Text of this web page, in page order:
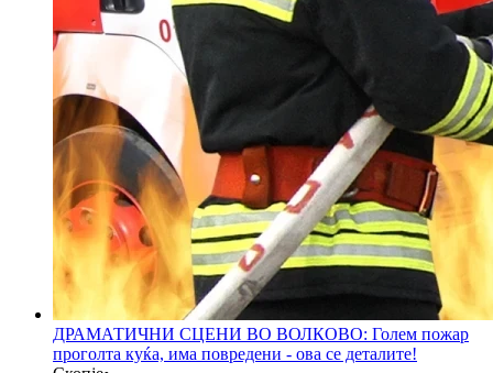
ДРАМАТИЧНИ СЦЕНИ ВО ВОЛКОВО: Голем пожар
проголта куќа, има повредени - ова се деталите!